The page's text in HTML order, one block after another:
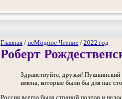
Главная / неМодное Чтение / 2022 год
Роберт
Здравствуйте, друзья!
имена, которые были бы для нас
Россия всегда была страной поэтов и